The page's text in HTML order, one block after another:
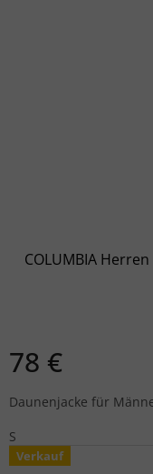
COLUMBIA Herren
78 €
Daunenjacke für
S
Verkauf